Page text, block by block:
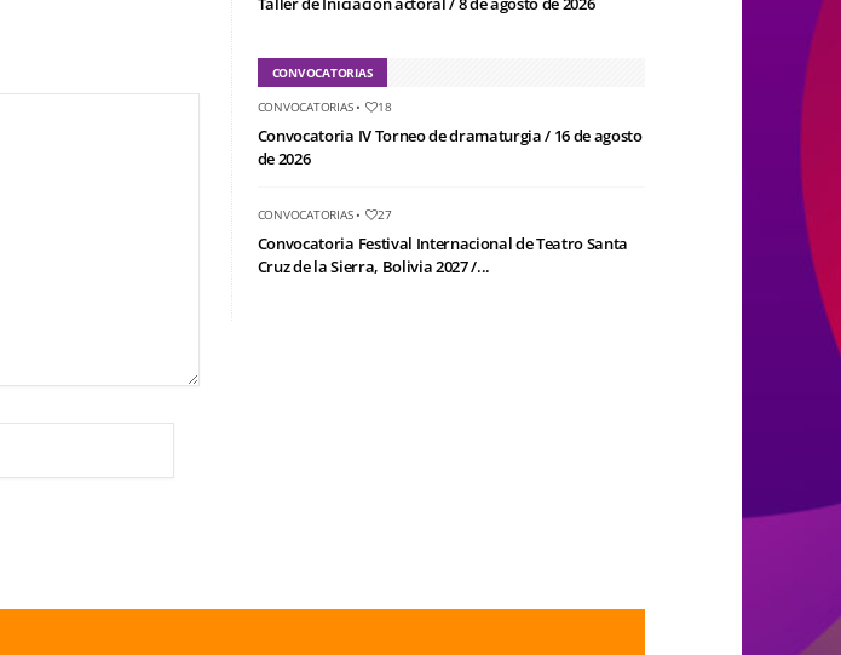
CONVOCATORIAS
CONVOCATORIAS• 18
Convocatoria IV Torneo de dramaturgia / 16 de agosto
de 2026
CONVOCATORIAS• 27
Convocatoria Festival Internacional de Teatro Santa
Cruz de la Sierra, Bolivia 2027 /...